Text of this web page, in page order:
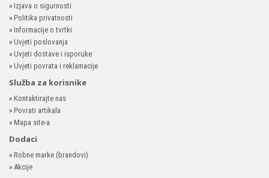
» Izjava o sigurnosti
» Politika privatnosti
» Informacije o tvrtki
» Uvjeti poslovanja
» Uvjeti dostave i isporuke
» Uvjeti povrata i reklamacije
Služba za korisnike
» Kontaktirajte nas
» Povrati artikala
» Mapa site-a
Dodaci
» Robne marke (brandovi)
» Akcije